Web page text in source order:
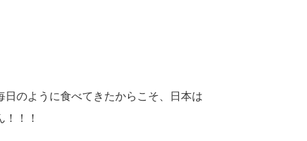
のように食べてきたからこそ、日本は
！！